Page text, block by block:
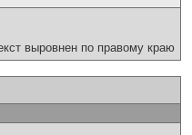
выровнен по правому краю